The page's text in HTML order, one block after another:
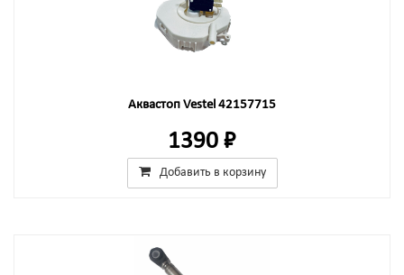
Аквастоп Vestel 42157715
1390 ₽
Добавить в корзину